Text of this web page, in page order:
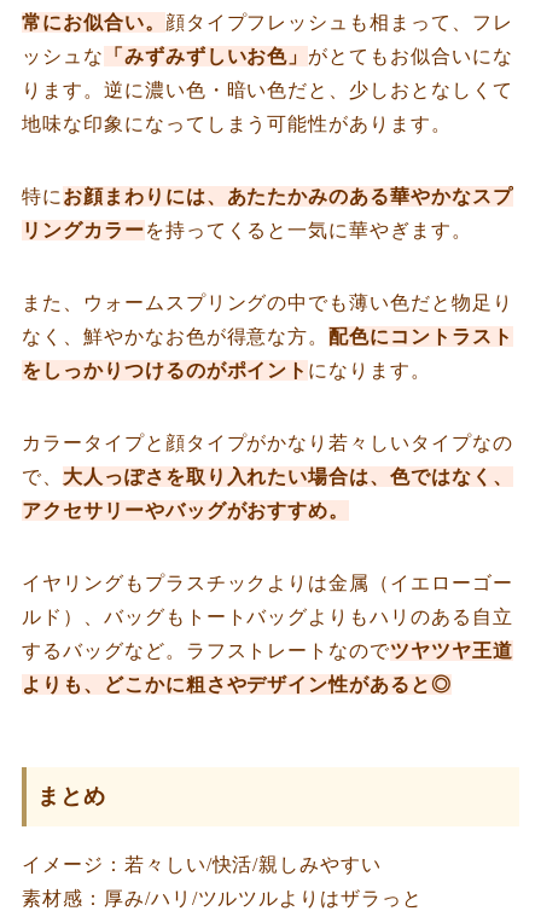
常にお似合い。 顔タイプフレッシュも相まって、フレ
ッシュな
「みずみずしいお色」 がとてもお似合いにな
ります。逆に濃い色・暗い色だと、少しおとなしくて
地味な印象になってしまう可能性があります。
特に お顔まわりには、あたたかみのある華やかなスプ
リングカラーを持ってくると一気に華やぎます。
また、ウォームスプリングの中でも薄い色だと物足り
なく、鮮やかなお色が得意な方。配色にコントラスト
をしっかりつけるのがポイント になります。
カラータイプと顔タイプがかなり若々しいタイプなの
で、 大人っぽさを取り入れたい場合は、色ではなく、
アクセサリーやバッグがおすすめ。
イヤリングもプラスチックよりは金属（イエローゴー
ルド）、バッグもトートバッグよりもハリのある自立
するバッグなど。ラフストレートなのでツヤツヤ王道
よりも、どこかに粗さやデザイン性があると◎
まとめ
イメージ：若々しい/快活/親しみやすい
素材感：厚み/ハリ/ツルツルよりはザラっと